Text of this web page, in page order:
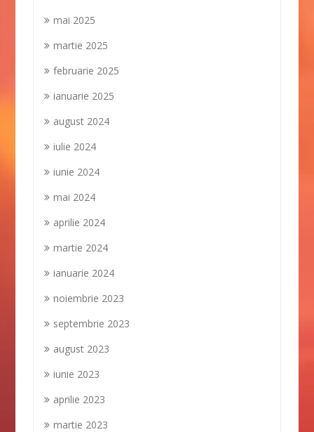
mai 2025
martie 2025
februarie 2025
ianuarie 2025
august 2024
iulie 2024
iunie 2024
mai 2024
aprilie 2024
martie 2024
ianuarie 2024
noiembrie 2023
septembrie 2023
august 2023
iunie 2023
aprilie 2023
martie 2023